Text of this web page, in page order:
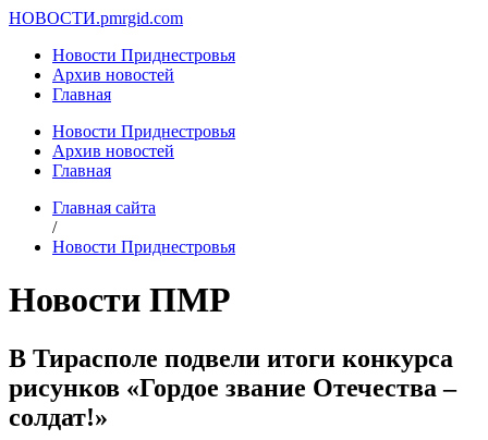
НОВОСТИ.pmrgid.com
Новости Приднестровья
Архив новостей
Главная
Новости Приднестровья
Архив новостей
Главная
Главная сайта
/
Новости Приднестровья
Новости ПМР
В Тирасполе подвели итоги конкурса
рисунков «Гордое звание Отечества –
солдат!»